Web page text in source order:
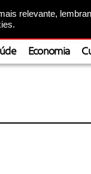
relevante,
Economia